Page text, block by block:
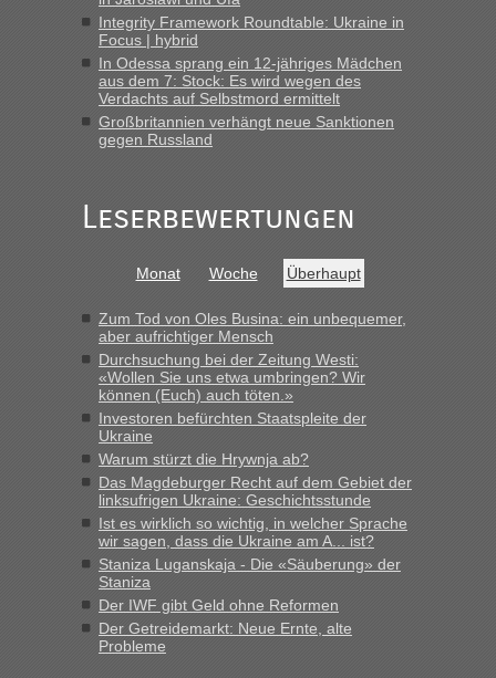
schnellsten?
„Gestern 6 Stunden warten vor der Grenze Richtung Polen
in Krakowez mit dem Kleinbus. Abfertigung ging dann
schnell da auch Passagiere mit EU-Pass dabei waren“
Bernd D-UAinBerichte und Reisetipps • Re: An welchem
Grenzübergang zwischen Polen und der Ukraine geht es am
„Bin am Montag 15.6.26 um 8 Uhr in Urgyniw ausgereist,
das erste Mal an einem Montagmorgen ca. 15 Fahrzeuge
Minuten wurde dann die nächste Welle...“
Berichte und Reisetipps • Re: An welchem
Grenzübergang zwischen Polen und der Ukraine geht es am
schnellsten?
„Derzeit, ist es überall sehr voll an den Grenzen Ukraine/
Polen. Zb. Krakovets 100 PKW ca. 10 h Wartezeit. Wollen
Montag rüber, versuchen es sehr früh.“
Integrity Framework Roundtable: Ukraine in
Focus | hybrid
In Odessa sprang ein 12-jähriges Mädchen
aus dem 7: Stock: Es wird wegen des
Verdachts auf Selbstmord ermittelt
Großbritannien verhängt neue Sanktionen
gegen Russland
Leserbewertungen
Monat Woche Überhaupt
Zum Tod von Oles Busina: ein unbequemer,
aber aufrichtiger Mensch
Durchsuchung bei der Zeitung Westi:
«Wollen Sie uns etwa umbringen? Wir
können (Euch) auch töten.»
Investoren befürchten Staatspleite der
Ukraine
Warum stürzt die Hrywnja ab?
Das Magdeburger Recht auf dem Gebiet der
linksufrigen Ukraine: Geschichtsstunde
Ist es wirklich so wichtig, in welcher Sprache
wir sagen, dass die Ukraine am A... ist?
Staniza Luganskaja - Die «Säuberung» der
Staniza
Der IWF gibt Geld ohne Reformen
Der Getreidemarkt: Neue Ernte, alte
Probleme